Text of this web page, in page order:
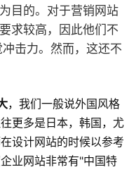
目的。对于营销网站
求较高，因此他们不
击力。然而，这还不
，我们一般说外国风格
更多是日本，韩国，尤
设计网站的时候以参考
业网站非常有"中国特